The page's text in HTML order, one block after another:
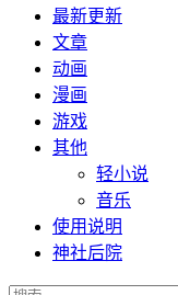
正
文
最新更新
文章
动画
漫画
游戏
其他
轻小说
音乐
使用说明
神社后院